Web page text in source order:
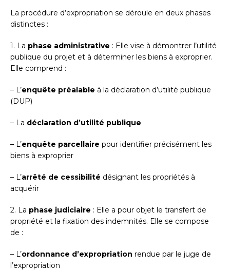
La procédure d’expropriation se déroule en deux phases
distinctes :
1. La phase administrative : Elle vise à démontrer l’utilité
publique du projet et à déterminer les biens à exproprier.
Elle comprend :
– L’enquête préalable à la déclaration d’utilité publique
(DUP)
– La déclaration d’utilité publique
– L’enquête parcellaire pour identifier précisément les
biens à exproprier
– L’arrêté de cessibilité désignant les propriétés à
acquérir
2. La phase judiciaire : Elle a pour objet le transfert de
propriété et la fixation des indemnités. Elle se compose
de :
– L’ordonnance d’expropriation rendue par le juge de
l’expropriation